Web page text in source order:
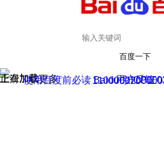
百度一下
正在加载
上滑加载更多 用户反馈
使用百度前必读 Baidu 京ICP证
京公网安备